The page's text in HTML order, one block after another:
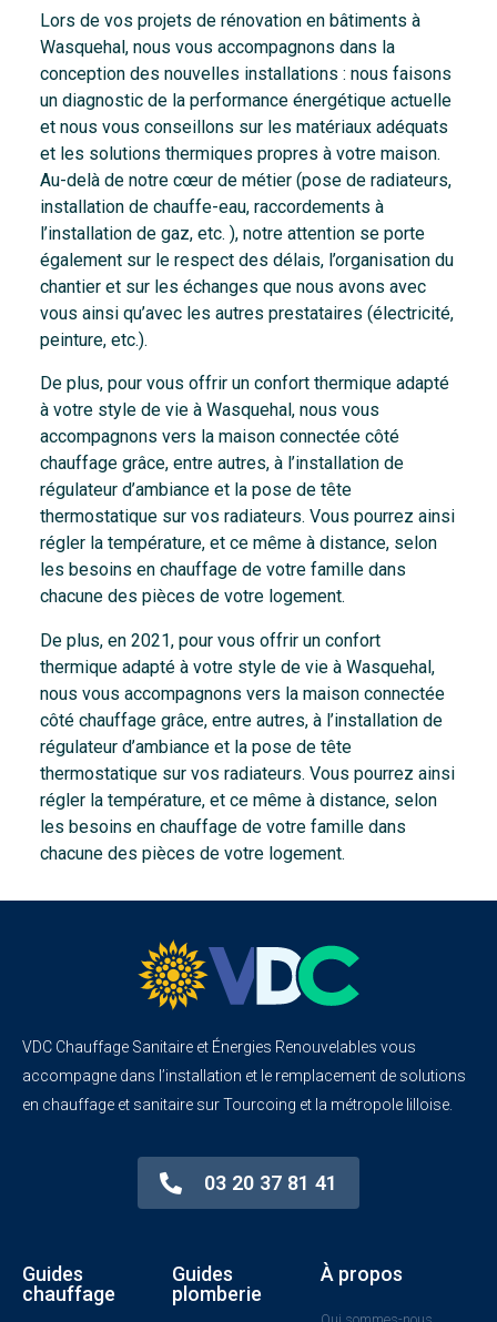
Lors de vos projets de rénovation en bâtiments à
Wasquehal, nous vous accompagnons dans la
conception des nouvelles installations : nous faisons
un diagnostic de la performance énergétique actuelle
et nous vous conseillons sur les matériaux adéquats
et les solutions thermiques propres à votre maison.
Au-delà de notre cœur de métier (pose de radiateurs,
installation de chauffe-eau, raccordements à
l’installation de gaz, etc. ), notre attention se porte
également sur le respect des délais, l’organisation du
chantier et sur les échanges que nous avons avec
vous ainsi qu’avec les autres prestataires (électricité,
peinture, etc.).
De plus, pour vous offrir un confort thermique adapté
à votre style de vie à Wasquehal, nous vous
accompagnons vers la maison connectée côté
chauffage grâce, entre autres, à l’installation de
régulateur d’ambiance et la pose de tête
thermostatique sur vos radiateurs. Vous pourrez ainsi
régler la température, et ce même à distance, selon
les besoins en chauffage de votre famille dans
chacune des pièces de votre logement.
De plus, en 2021, pour vous offrir un confort
thermique adapté à votre style de vie à Wasquehal,
nous vous accompagnons vers la maison connectée
côté chauffage grâce, entre autres, à l’installation de
régulateur d’ambiance et la pose de tête
thermostatique sur vos radiateurs. Vous pourrez ainsi
régler la température, et ce même à distance, selon
les besoins en chauffage de votre famille dans
chacune des pièces de votre logement.
VDC Chauffage Sanitaire et Énergies Renouvelables vous
accompagne dans l’installation et le remplacement de solutions
en chauffage et sanitaire sur Tourcoing et la métropole lilloise.
03 20 37 81 41
Guides
chauffage
Guides
plomberie
À propos